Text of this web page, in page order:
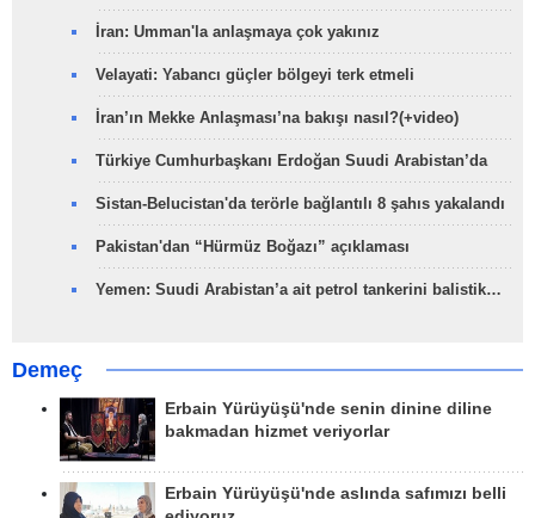
İran: Umman'la anlaşmaya çok yakınız
Velayati: Yabancı güçler bölgeyi terk etmeli
İran’ın Mekke Anlaşması’na bakışı nasıl?(+video)
Türkiye Cumhurbaşkanı Erdoğan Suudi Arabistan’da
Sistan-Belucistan'da terörle bağlantılı 8 şahıs yakalandı
Pakistan'dan “Hürmüz Boğazı” açıklaması
Yemen: Suudi Arabistan’a ait petrol tankerini balistik…
Demeç
Erbain Yürüyüşü'nde senin dinine diline
bakmadan hizmet veriyorlar
Erbain Yürüyüşü'nde aslında safımızı belli